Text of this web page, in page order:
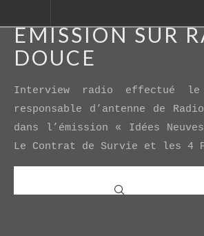
ÉMISSION SUR
DOUCE
Interview radio effectué
responsable d’antenne de
dans l’émission « Idées
Le Contrat de Survie et les 4